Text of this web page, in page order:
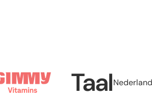
Taal